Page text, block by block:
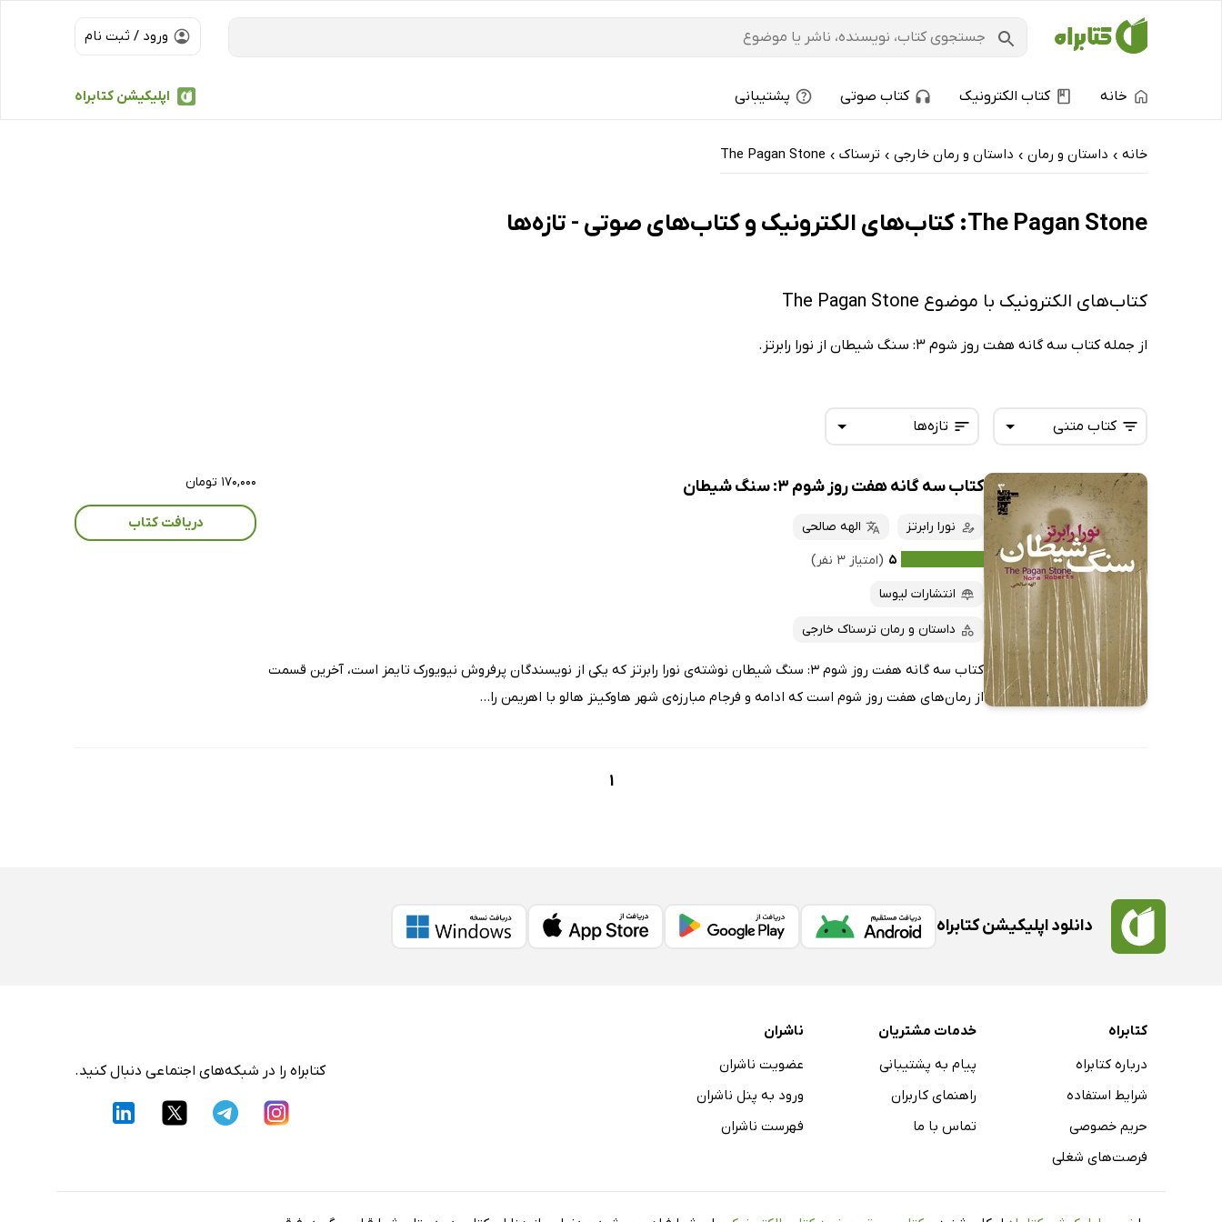
ورود / ثبت نام
اپلیکیشن کتابراه خانه کتاب الکترونیک کتاب صوتی پشتیبانی
خانه › داستان و رمان › داستان و رمان خارجی › ترسناک ›
The Pagan Stone
The Pagan Stone: کتاب‌های الکترونیک و کتاب‌های صوتی - تازه‌ها
کتاب‌های الکترونیک با موضوع The Pagan Stone
از جمله کتاب سه گانه هفت روز شوم 3: سنگ شیطان از نورا رابرتز.
تازه‌ها
تازه‌ها
داغ‌ترین‌ها
پربحث‌ها
ارزان ترین‌ها
کتاب متنی
همه کتاب‌ها
کتاب‌های صوتی
کتاب‌های متنی
کتاب سه گانه هفت روز شوم 3: سنگ شیطان
نورا رابرتز
الهه صالحی
۵ (امتیاز ۳ نفر)
انتشارات لیوسا
داستان و رمان ترسناک خارجی
کتاب سه گانه هفت روز شوم 3: سنگ شیطان نوشته‌ی نورا رابرتز که یکی از نویسندگان پرفروش نیویورک تایمز است، آخرین قسمت
از رمان‌های هفت روز شوم است که ادامه و فرجام مبارزه‌ی شهر هاوکینز هالو با اهریمن را...
۱۷۰,۰۰۰ تومان
دریافت کتاب
1
دانلود اپلیکیشن کتابراه
کتابراه
درباره کتابراه
شرایط استفاده
حریم خصوصی
فرصت‌های شغلی
خدمات مشتریان
پیام به پشتیبانی
راهنمای کاربران
تماس با ما
ناشران
عضویت ناشران
ورود به پنل ناشران
فهرست ناشران
کتابراه را در شبکه‌های اجتماعی دنبال کنید.